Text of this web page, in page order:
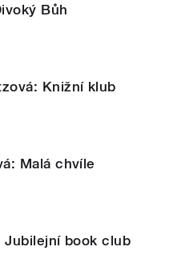
Bůh
Knižní klub
Malá chvíle
Jubilejní book club